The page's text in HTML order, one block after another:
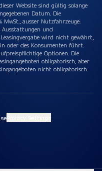
Website sind gültig solange
Datum. Die
MwSt., ausser Nutzfahrzeuge.
Ausstattungen und
wird nicht gewährt,
oder des Konsumenten führt.
Optionen. Die
obligatorisch, aber
nicht obligatorisch.